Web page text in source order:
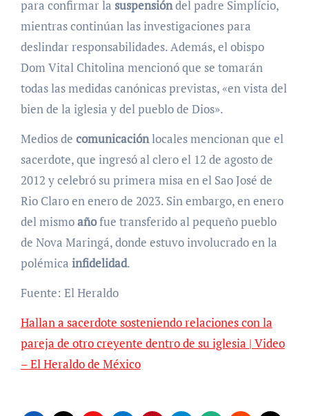
para confirmar la suspensióndel padre Simplício,
mientras continúan las investigaciones para
deslindar responsabilidades. Además, el obispo
Dom Vital Chitolina mencionó que se tomarán
todas las medidas canónicas previstas, «en vista del
bien de la iglesia y del pueblo de Dios».
Medios de comunicaciónlocales mencionan que el
sacerdote, que ingresó al clero el 12 de agosto de
2012 y celebró su primera misa en el Sao José de
Rio Claro en enero de 2023. Sin embargo, en enero
del mismoañofue transferido al pequeño pueblo
de Nova Maringá, donde estuvo involucrado en la
polémica infidelidad.
Fuente: El Heraldo
Hallan a sacerdote sosteniendo relaciones con la
pareja de otro creyente dentro de su iglesia | Video
– El Heraldo de México